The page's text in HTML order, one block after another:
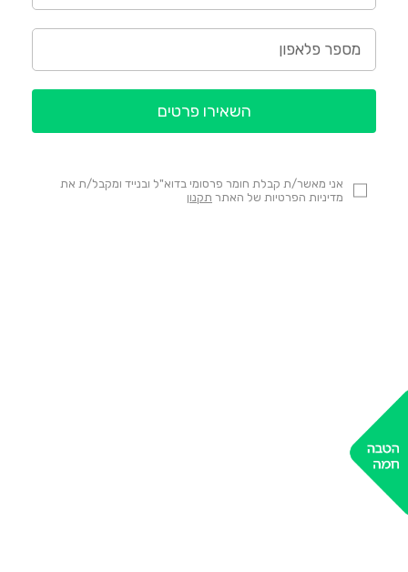
אני מאשר/ת קבלת חומר פרסומי בדוא"ל ובנייד ומקבל/ת את
מדיניות הפרטיות של האתר תקנון
השאירו פרטים